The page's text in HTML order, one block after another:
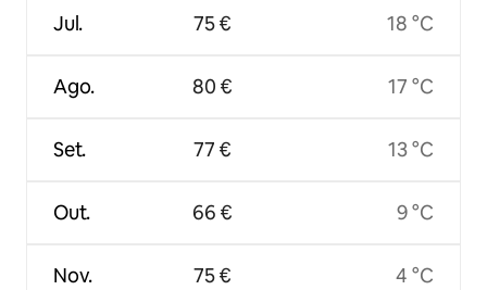
Jul.
Ago.
Set.
Out.
Nov.
75 €
80 €
77 €
66 €
75 €
18 °C
17 °C
13 °C
9 °C
4 °C